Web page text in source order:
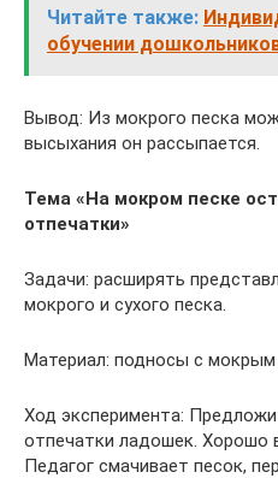
Читайте также:
обучении
Вывод: Из мокрого песка
высыхания он рассыпается.
Тема «На мокром песке
отпечатки»
Задачи: расширять
мокрого и сухого песка.
Материал: подносы с мокрым
Ход эксперимента:
отпечатки ладошек. Хорошо
Педагог смачивает песок,